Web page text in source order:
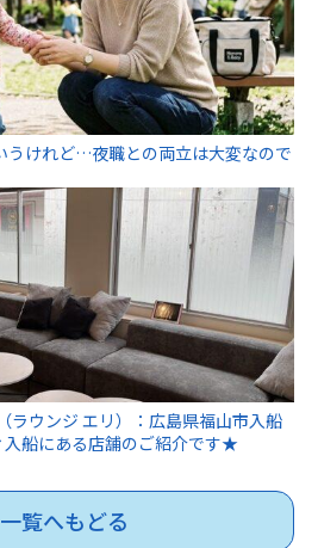
うけれど…夜職との両立は大変なので
ラウンジ エリ）：広島県福山市入船
入船にある店舗のご紹介です★
一覧へもどる